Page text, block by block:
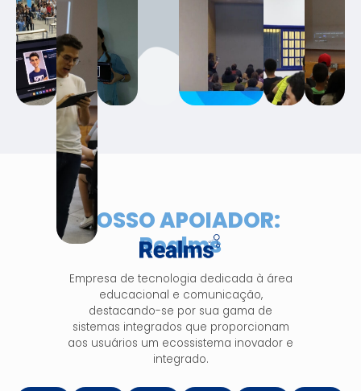
NOSSO APOIADOR:
Realms
Empresa de tecnologia dedicada à área
educacional e comunicação,
destacando-se por sua gama de
sistemas integrados que proporcionam
aos usuários um ecossistema inovador e
integrado.